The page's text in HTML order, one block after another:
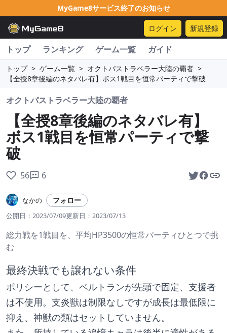
MyGame8サービス終了のお知らせ
ログイン 新規登録
トップ ランキング ゲーム一覧 ガイド
トップ > ゲーム一覧 > オクトパストラベラー大陸の覇者 >
【全授8章後編のネタバレ有】ボス1戦目を恒常パーティで撃破
オクトパストラベラー大陸の覇者
【全授8章後編のネタバレ有】
ボス1戦目を恒常パーティで撃
破
56 6
なかの フォロー
公開日： 2023/07/09更新日： 2023/07/13
総力戦を1戦目を、平均HP3500の恒常パーティひとつで挑
む
最終決戦でも譲れない条件
ポリシーとして、ベルトランが先頭で固定、支援者
は不使用。支炎獣は制限なしですが成長は最低限に
抑え、神獣の類はセットしていません。